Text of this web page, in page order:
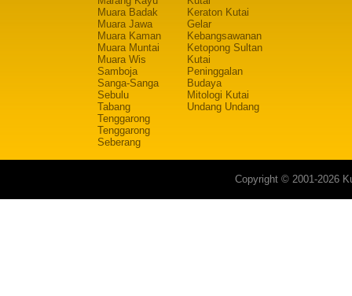
Muara Badak
Muara Jawa
Muara Kaman
Muara Muntai
Muara Wis
Samboja
Sanga-Sanga
Sebulu
Tabang
Tenggarong
Tenggarong
Seberang
Keraton Kutai
Gelar
Kebangsawanan
Ketopong Sultan
Kutai
Peninggalan
Budaya
Mitologi Kutai
Undang Undang
Copyright © 2001-2026